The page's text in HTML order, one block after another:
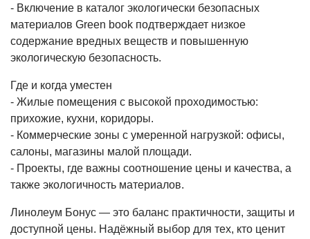
- Включение в каталог экологически безопасных
материалов Green book подтверждает низкое
содержание вредных веществ и повышенную
экологическую безопасность.
Где и когда уместен
- Жилые помещения с высокой проходимостью:
прихожие, кухни, коридоры.
- Коммерческие зоны с умеренной нагрузкой: офисы,
салоны, магазины малой площади.
- Проекты, где важны соотношение цены и качества, а
также экологичность материалов.
Линолеум Бонус — это баланс практичности, защиты и
доступной цены. Надёжный выбор для тех, кто ценит